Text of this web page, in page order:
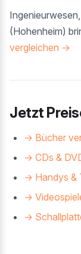
(Hohenheim)
vergleichen →
Jetzt
→ Bücher
→ CDs &
→ Handys &
→
→